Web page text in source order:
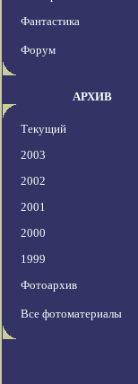
Фантастика
Форум
АРХИВ
Текущий
2003
2002
2001
2000
1999
Фотоархив
Все фотоматериалы